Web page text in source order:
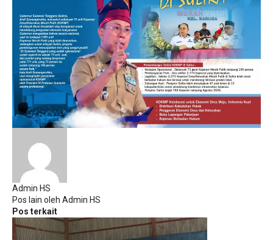
Admin HS
Pos lain oleh Admin HS
Pos terkait